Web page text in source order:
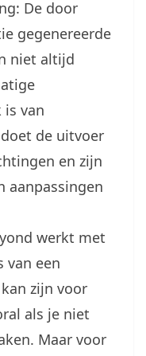
De door
gegenereerde
niet altijd
van
de uitvoer
en zijn
aanpassingen
werkt met
van een
zijn voor
als je niet
Maar voor